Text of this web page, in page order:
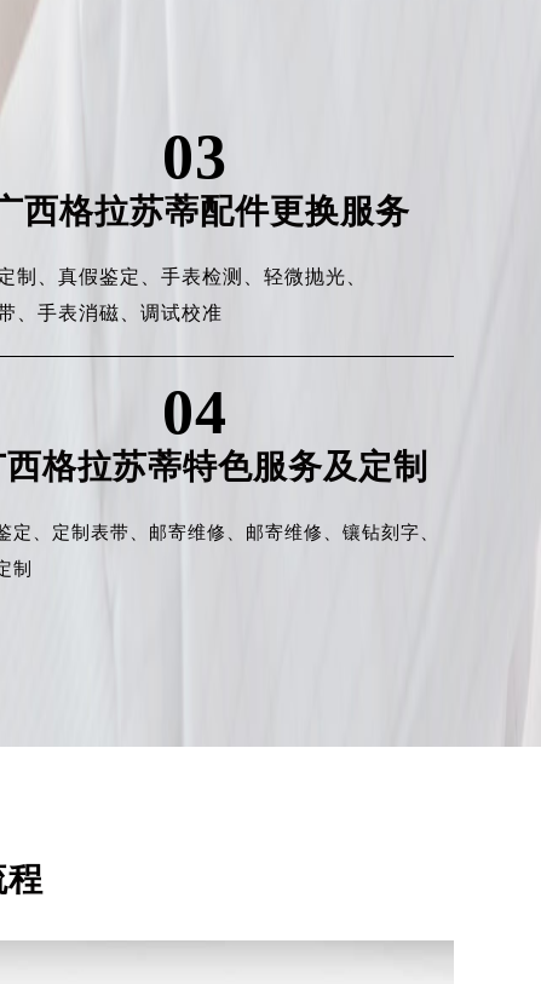
03
西格拉苏蒂配件更换服务
制、真假鉴定、手表检测、轻微抛光、
、手表消磁、调试校准
04
西格拉苏蒂特色服务及定制
定、 定制表带、 邮寄维修、 邮寄维修、镶钻刻字、
制